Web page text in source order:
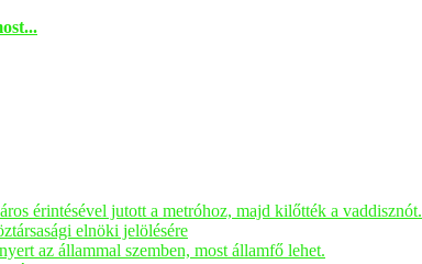
érintésével jutott a metróhoz, majd kilőtték a vaddisznót.
elnöki jelölésére
az állammal szemben, most államfő lehet.